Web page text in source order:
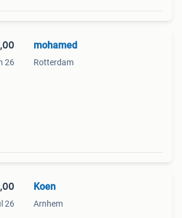
26
mohamed
Rotterdam
26
Koen
Arnhem